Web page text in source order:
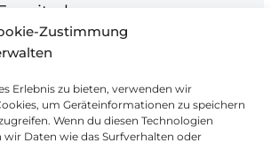
Zustimmung
Erlebnis zu bieten, verwenden wir
um Geräteinformationen zu speichern
Wenn du diesen Technologien
Daten wie das Surfverhalten oder
um
Apps und